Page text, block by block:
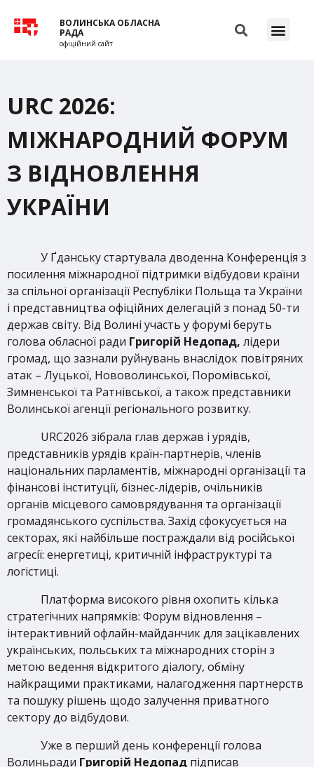
ВОЛИНСЬКА ОБЛАСНА
РАДА
офіційний сайт
URC 2026:
МІЖНАРОДНИЙ ФОРУМ
З ВІДНОВЛЕННЯ
УКРАЇНИ
У Ґданську стартувала дводенна Конференція з
посилення міжнародної підтримки відбудови країни
за спільної організації Республіки Польща та України
і представництва офіційних делегацій з понад 50-ти
держав світу. Від Волині участь у форумі беруть
голова обласної ради Григорій Недопад, лідери
громад, що зазнали руйнувань внаслідок повітряних
атак – Луцької, Нововолинської, Поромівської,
Зимненської та Ратнівської, а також представники
Волинської агенції регіонального розвитку.
URC2026 зібрала глав держав і урядів,
представників урядів країн-партнерів, членів
національних парламентів, міжнародні організації та
фінансові інституції, бізнес-лідерів, очільників
органів місцевого самоврядування та організації
громадянського суспільства. Захід сфокусується на
секторах, які найбільше постраждали від російської
агресії: енергетиці, критичній інфраструктурі та
логістиці.
Платформа високого рівня охопить кілька
стратегічних напрямків: Форум відновлення –
інтерактивний офлайн-майданчик для зацікавлених
українських, польських та міжнародних сторін з
метою ведення відкритого діалогу, обміну
найкращими практиками, налагодження партнерств
та пошуку рішень щодо залучення приватного
сектору до відбудови.
Уже в перший день конференції голова
Волиньради Григорій Недопад підписав